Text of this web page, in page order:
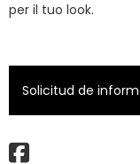
per il tuo look.
Solicitud de